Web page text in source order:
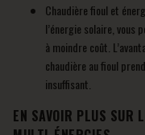
Chaudière fioul et
l’énergie solaire, vous
à moindre coût.
chaudière au fioul
insuffisant.
EN SAVOIR PLUS SUR